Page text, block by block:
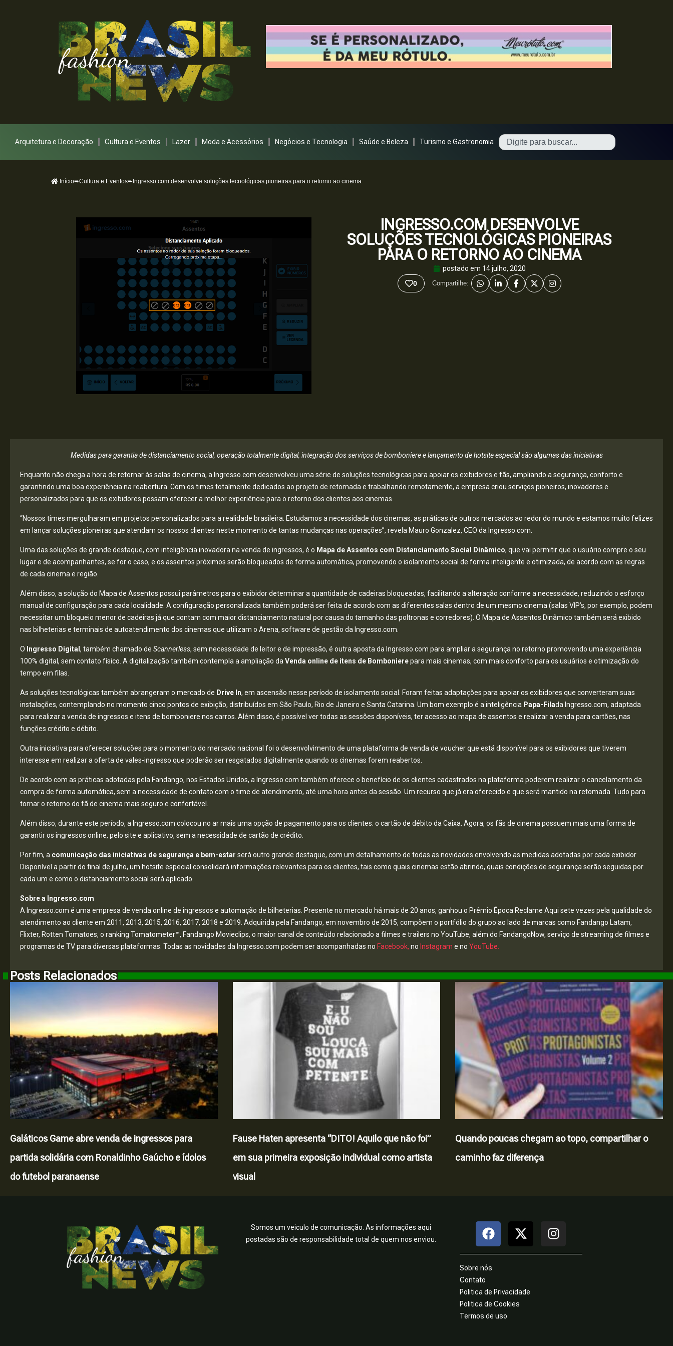
Arquitetura e Decoração Cultura e Eventos Lazer Moda e Acessórios Negócios e Tecnologia Saúde e Beleza Turismo e Gastronomia
Início➨Cultura e Eventos➨Ingresso.com desenvolve soluções tecnológicas pioneiras para o retorno ao cinema
INGRESSO.COM DESENVOLVE
SOLUÇÕES TECNOLÓGICAS PIONEIRAS
PARA O RETORNO AO CINEMA
postado em 14 julho, 2020
0
Compartilhe:
Medidas para garantia de distanciamento social, operação totalmente digital, integração dos serviços de bomboniere e lançamento de hotsite especial são algumas das iniciativas
Enquanto não chega a hora de retornar às salas de cinema, a Ingresso.com desenvolveu uma série de soluções tecnológicas para apoiar os exibidores e fãs, ampliando a segurança, conforto e
garantindo uma boa experiência na reabertura. Com os times totalmente dedicados ao projeto de retomada e trabalhando remotamente, a empresa criou serviços pioneiros, inovadores e
personalizados para que os exibidores possam oferecer a melhor experiência para o retorno dos clientes aos cinemas.
“Nossos times mergulharam em projetos personalizados para a realidade brasileira. Estudamos a necessidade dos cinemas, as práticas de outros mercados ao redor do mundo e estamos muito felizes
em lançar soluções pioneiras que atendam os nossos clientes neste momento de tantas mudanças nas operações”, revela Mauro Gonzalez, CEO da Ingresso.com.
Uma das soluções de grande destaque, com inteligência inovadora na venda de ingressos, é o Mapa de Assentos com Distanciamento Social Dinâmico, que vai permitir que o usuário compre o seu
lugar e de acompanhantes, se for o caso, e os assentos próximos serão bloqueados de forma automática, promovendo o isolamento social de forma inteligente e otimizada, de acordo com as regras
de cada cinema e região.
Além disso, a solução do Mapa de Assentos possui parâmetros para o exibidor determinar a quantidade de cadeiras bloqueadas, facilitando a alteração conforme a necessidade, reduzindo o esforço
manual de configuração para cada localidade. A configuração personalizada também poderá ser feita de acordo com as diferentes salas dentro de um mesmo cinema (salas VIP’s, por exemplo, podem
necessitar um bloqueio menor de cadeiras já que contam com maior distanciamento natural por causa do tamanho das poltronas e corredores). O Mapa de Assentos Dinâmico também será exibido
nas bilheterias e terminais de autoatendimento dos cinemas que utilizam o Arena, software de gestão da Ingresso.com.
O Ingresso Digital , também chamado de Scannerless, sem necessidade de leitor e de impressão, é outra aposta da Ingresso.com para ampliar a segurança no retorno promovendo uma experiência
100% digital, sem contato físico. A digitalização também contempla a ampliação da Venda online de itens de Bombonierepara mais cinemas, com mais conforto para os usuários e otimização do
tempo em filas.
As soluções tecnológicas também abrangeram o mercado de Drive In, em ascensão nesse período de isolamento social. Foram feitas adaptações para apoiar os exibidores que converteram suas
instalações, contemplando no momento cinco pontos de exibição, distribuídos em São Paulo, Rio de Janeiro e Santa Catarina. Um bom exemplo é a inteligência Papa-Filada Ingresso.com, adaptada
para realizar a venda de ingressos e itens de bomboniere nos carros. Além disso, é possível ver todas as sessões disponíveis, ter acesso ao mapa de assentos e realizar a venda para cartões, nas
funções crédito e débito.
Outra iniciativa para oferecer soluções para o momento do mercado nacional foi o desenvolvimento de uma plataforma de venda de voucher que está disponível para os exibidores que tiverem
interesse em realizar a oferta de vales-ingresso que poderão ser resgatados digitalmente quando os cinemas forem reabertos.
De acordo com as práticas adotadas pela Fandango, nos Estados Unidos, a Ingresso.com também oferece o benefício de os clientes cadastrados na plataforma poderem realizar o cancelamento da
compra de forma automática, sem a necessidade de contato com o time de atendimento, até uma hora antes da sessão. Um recurso que já era oferecido e que será mantido na retomada. Tudo para
tornar o retorno do fã de cinema mais seguro e confortável.
Além disso, durante este período, a Ingresso.com colocou no ar mais uma opção de pagamento para os clientes: o cartão de débito da Caixa. Agora, os fãs de cinema possuem mais uma forma de
garantir os ingressos online, pelo site e aplicativo, sem a necessidade de cartão de crédito.
Por fim, a comunicação das iniciativas de segurança e bem-estar será outro grande destaque, com um detalhamento de todas as novidades envolvendo as medidas adotadas por cada exibidor.
Disponível a partir do final de julho, um hotsite especial consolidará informações relevantes para os clientes, tais como quais cinemas estão abrindo, quais condições de segurança serão seguidas por
cada um e como o distanciamento social será aplicado.
Sobre a Ingresso.com
A Ingresso.com é uma empresa de venda online de ingressos e automação de bilheterias. Presente no mercado há mais de 20 anos, ganhou o Prêmio Época Reclame Aqui sete vezes pela qualidade do
atendimento ao cliente em 2011, 2013, 2015, 2016, 2017, 2018 e 2019. Adquirida pela Fandango, em novembro de 2015, compõem o portfólio do grupo ao lado de marcas como Fandango Latam,
Flixter, Rotten Tomatoes, o ranking Tomatometer™, Fandango Movieclips, o maior canal de conteúdo relacionado a filmes e trailers no YouTube, além do FandangoNow, serviço de streaming de filmes e
programas de TV para diversas plataformas. Todas as novidades da Ingresso.com podem ser acompanhadas no Facebook, no Instagram e no YouTube.
Posts Relacionados
Galáticos Game abre venda de ingressos para
partida solidária com Ronaldinho Gaúcho e ídolos
do futebol paranaense
Fause Haten apresenta “DITO! Aquilo que não foi”
em sua primeira exposição individual como artista
visual
Quando poucas chegam ao topo, compartilhar o
caminho faz diferença
Somos um veiculo de comunicação. As informações aqui
postadas são de responsabilidade total de quem nos enviou.
Sobre nós
Contato
Politica de Privacidade
Politica de Cookies
Termos de uso